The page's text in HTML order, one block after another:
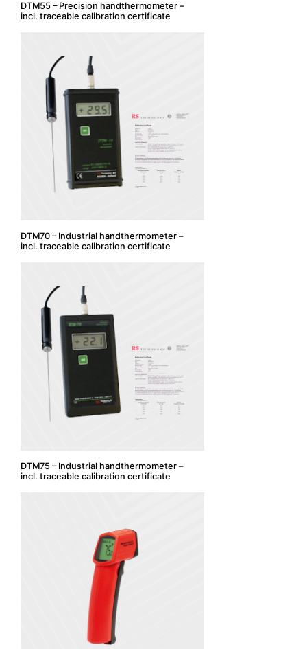
DTM55 – Precision handthermometer –
incl. traceable calibration certificate
DTM70 – Industrial handthermometer –
incl. traceable calibration certificate
DTM75 – Industrial handthermometer –
incl. traceable calibration certificate